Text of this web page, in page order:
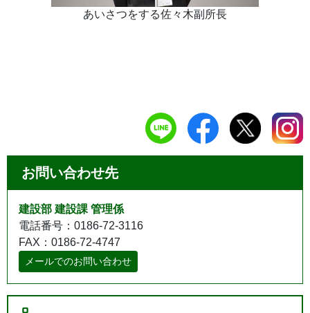
あいさつをする佐々木副所長
お問い合わせ先
建設部 建設課 管理係
電話番号：0186-72-3116
FAX：0186-72-4747
メールでのお問い合わせ